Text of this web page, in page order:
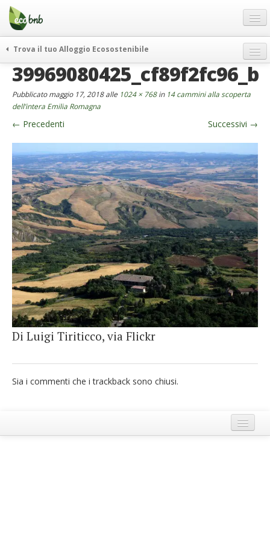
Menu
Salta
contenuto
Offerte Speciali
Regali
FAQ
Chi Siamo
Contatti
Italiano
German
English
Spanish
French
Italiano
Trova il tuo Alloggio Ecosostenibile
weekend green
curiosità
vivere e viaggiare verde
news ed eventi
ecohotel
rassegna stampa
39969080425_cf89f2fc96_b
Pubblicatomaggio 17, 2018alle 1024 × 768in 14 cammini alla scoperta
dell’intera Emilia Romagna
← Precedenti Successivi →
Di Luigi Tiriticco, via Flickr
Sia i commenti che i trackback sono chiusi.